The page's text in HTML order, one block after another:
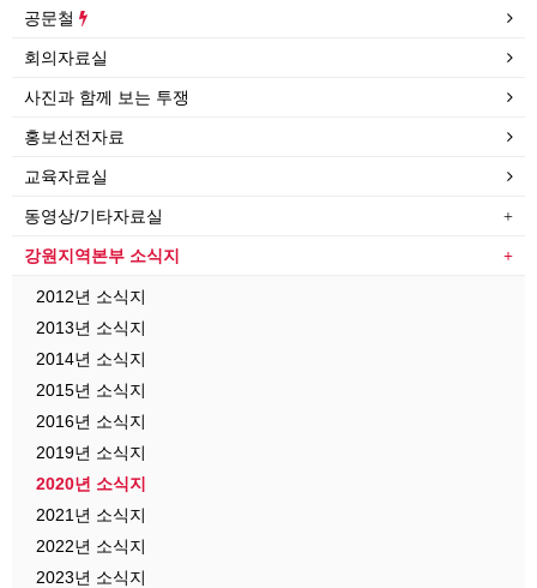
공문철
회의자료실
사진과 함께 보는 투쟁
홍보선전자료
교육자료실
동영상/기타자료실
강원지역본부 소식지
2012년 소식지
2013년 소식지
2014년 소식지
2015년 소식지
2016년 소식지
2019년 소식지
2020년 소식지
2021년 소식지
2022년 소식지
2023년 소식지